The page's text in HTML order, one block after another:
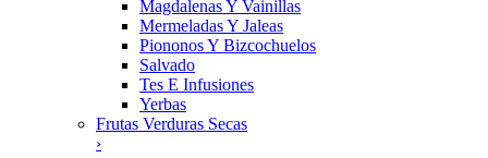
Magdalenas Y Vainillas
Mermeladas Y Jaleas
Piononos Y Bizcochuelos
Salvado
Tes E Infusiones
Yerbas
Frutas Verduras Secas
›